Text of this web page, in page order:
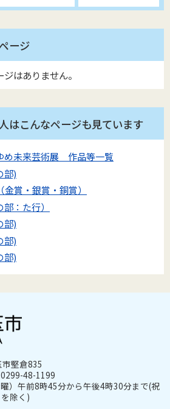
ージ
はありません。
はこんなページも見ています
め未来芸術展 作品等一覧
部)
賞・銀賞・銅賞）
：た行）
部)
部)
部)
堅倉835
48-1199
）午前8時45分から午後4時30分まで(祝
除く)